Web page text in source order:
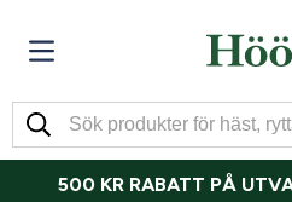
500 KR RABATT PÅ